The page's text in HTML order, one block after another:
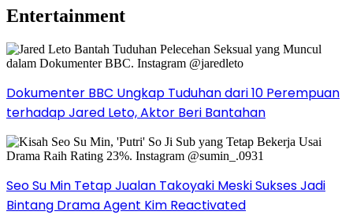
Entertainment
Dokumenter BBC Ungkap Tuduhan dari 10 Perempuan
terhadap Jared Leto, Aktor Beri Bantahan
Seo Su Min Tetap Jualan Takoyaki Meski Sukses Jadi
Bintang Drama Agent Kim Reactivated